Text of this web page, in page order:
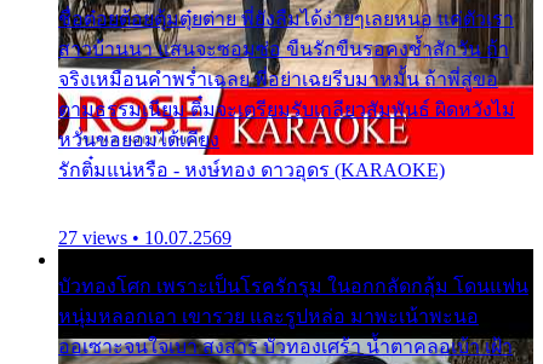
ชื่อต๋อยต้อยตุ้มตุ๋ยต่าย พี่ยังลืมได้ง่ายๆเลยหนอ แค่ตัวเรา
สาวบ้านนา แสนจะซอมซ่อ ขืนรักขืนรอคงช้ำสักวัน ถ้า
จริงเหมือนคำพร่ำเฉลย พี่อย่าเฉยรีบมาหมั้น ถ้าพี่สู่ขอ
ตามธรรมเนียม ติ๋มจะเตรียมรับเกลียวสัมพันธ์ ผิดหวังไม่
หวั่นขอยอมได้เคียง
รักติ๋มแน่หรือ - หงษ์ทอง ดาวอุดร (KARAOKE)
27 views • 10.07.2569
บัวทองโศก เพราะเป็นโรครักรุม ในอกกลัดกลุ้ม โดนแฟน
หนุ่มหลอกเอา เขารวย และรูปหล่อ มาพะเน้าพะนอ
ออเซาะจนใจเบา สงสาร บัวทองเศร้า น้ำตาคลอเบ้า เฝ้า